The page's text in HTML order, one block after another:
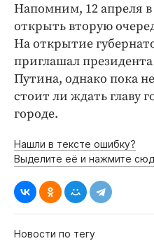
Напомним, 12 апреля в
открыть вторую
На открытие
приглашал
Путина, однако пока
стоит ли ждать главу
городе.
Нашли в тексте ошибку?
Выделите её и нажмите
Новости по тегу